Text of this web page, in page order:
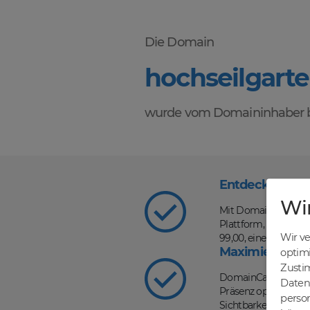
Die Domain
wurde vom Domaininhaber
Entdecke die
Mit DomainCatcher
Plattform, auf der
99,00, einer
Maximiere
DomainCatcher ist
Präsenz optimieren
Sichtbarkeit in
Wir